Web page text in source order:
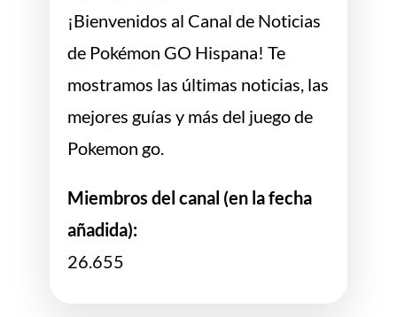
¡Bienvenidos al Canal de Noticias
de Pokémon GO Hispana! Te
mostramos las últimas noticias, las
mejores guías y más del juego de
Pokemon go.
Miembros del canal (en la fecha
añadida):
26.655